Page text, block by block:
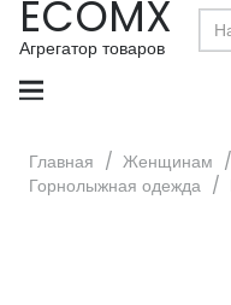
ECOMX
Агрегатор товаров for:
Главная / Женщинам /
Горнолыжная одежда /